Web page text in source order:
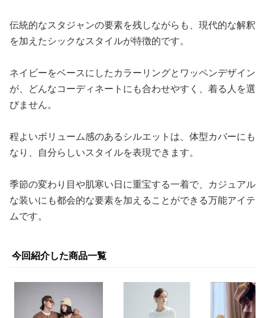
伝統的なスタジャンの要素を残しながらも、現代的な解釈
を加えたシックなスタイルが特徴的です。
ネイビーをベースにしたカラーリングとワッペンデザイン
が、どんなコーディネートにも合わせやすく、着る人を選
びません。
程よいボリューム感のあるシルエットは、体型カバーにも
なり、自分らしいスタイルを表現できます。
季節の変わり目や肌寒い日に重宝する一着で、カジュアル
な装いにも都会的な要素を加えることができる万能アイテ
ムです。
今回紹介した商品一覧